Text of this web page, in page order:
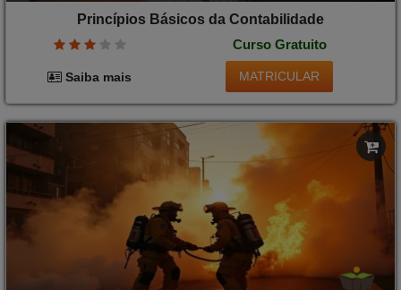
Princípios Básicos da Contabilidade
Curso Gratuito
Saiba mais MATRICULAR